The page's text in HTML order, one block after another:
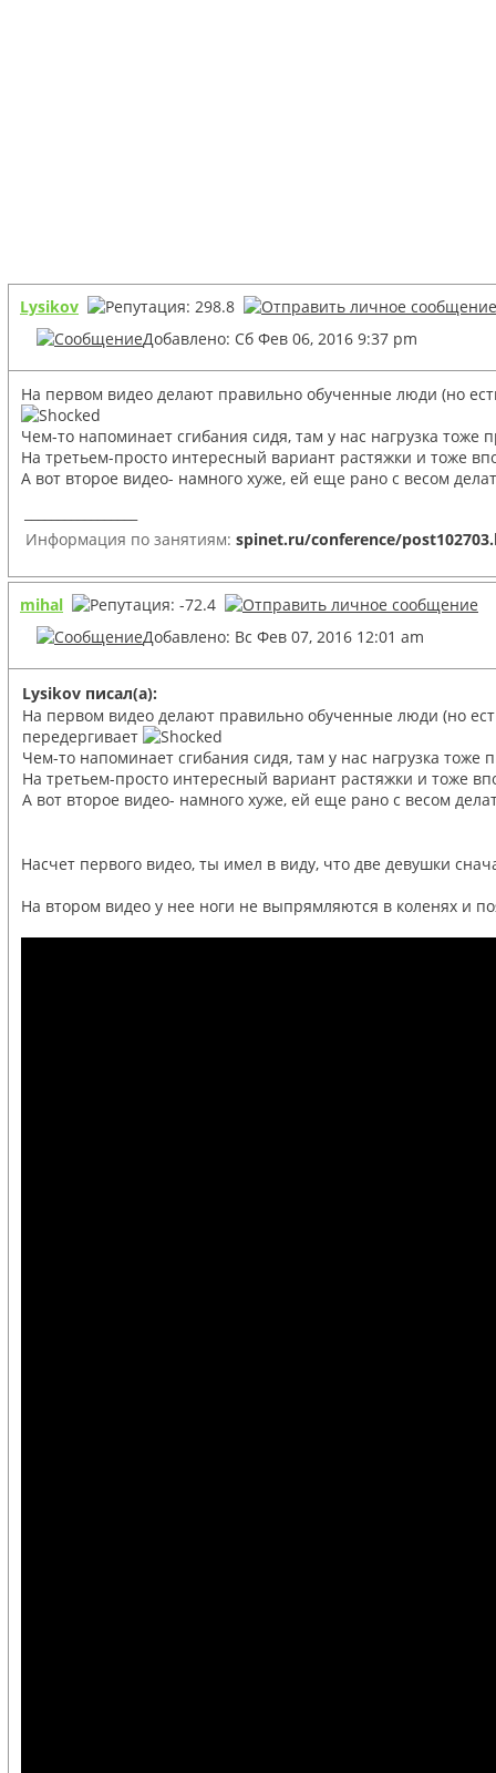
Lysikov
Добавлено: Сб Фев 06, 2016 9:37 pm
На первом видео делают правильно обученные люди (но
Чем-то напоминает сгибания сидя, там у нас нагрузка
На третьем-просто интересный вариант растяжки и тоже
А вот второе видео- намного хуже, ей еще рано с весом
Информация по занятиям: spinet.ru/conference/
mihal
Добавлено: Вс Фев 07, 2016 12:01 am
Lysikov писал(а):
На первом видео делают правильно обученные люди (но
передергивает
Чем-то напоминает сгибания сидя, там у нас нагрузка
На третьем-просто интересный вариант растяжки и тоже
А вот второе видео- намного хуже, ей еще рано с весом
Насчет первого видео, ты имел в виду, что две девушки
На втором видео у нее ноги не выпрямляются в коленях и